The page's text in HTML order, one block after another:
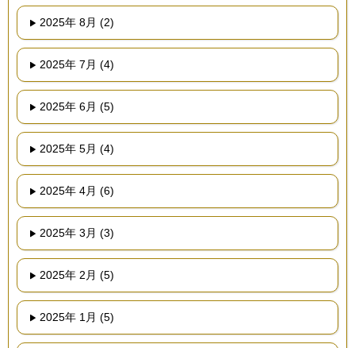
2025年 8月 (2)
2025年 7月 (4)
2025年 6月 (5)
2025年 5月 (4)
2025年 4月 (6)
2025年 3月 (3)
2025年 2月 (5)
2025年 1月 (5)